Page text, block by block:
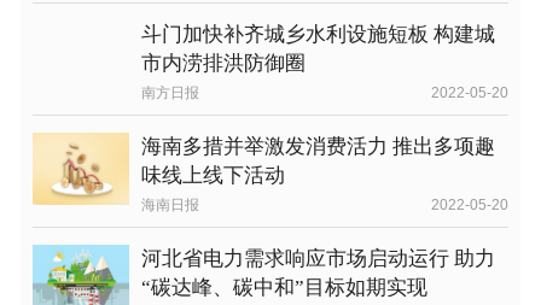
斗门加快补齐城乡水利设施短板 构建城
市内涝排洪防御圈
南方日报 2022-05-20
海南多措并举激发消费活力 推出多项趣
味线上线下活动
海南日报 2022-05-20
河北省电力需求响应市场启动运行 助力
“碳达峰、碳中和”目标如期实现